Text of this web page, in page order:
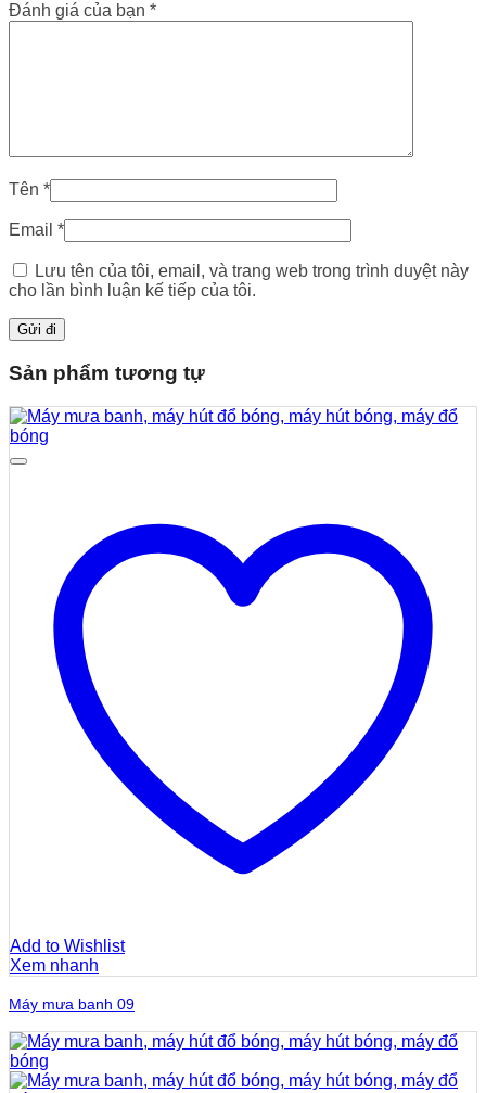
Đánh giá của bạn *
Tên *
Email *
Lưu tên của tôi, email, và trang web trong trình duyệt này
cho lần bình luận kế tiếp của tôi.
Sản phẩm tương tự
Add to Wishlist
Xem nhanh
Máy mưa banh 09